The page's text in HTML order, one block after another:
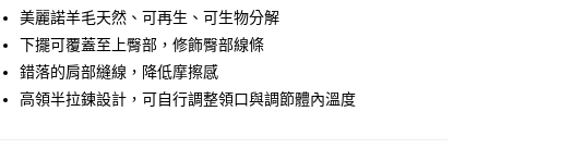
華南商業銀行
彰化商業銀行
國泰世華商業銀行
兆豐國際商業銀行
臺灣中小企業銀行
匯豐（台灣）商業銀行
華泰商業銀行
合作金庫商業銀行
第一商業銀行
華南商業銀行
彰化商業銀行
上海商業儲蓄銀行
臺灣中小企業銀行
台中商業銀行
超商取貨付款
LINE Pay
Apple Pay
美麗諾羊毛天然、可再生、可生物分解
下擺可覆蓋至上臀部，修飾臀部線條
錯落的肩部縫線，降低摩擦感
高領半拉鍊設計，可自行調整領口與調節體內溫度